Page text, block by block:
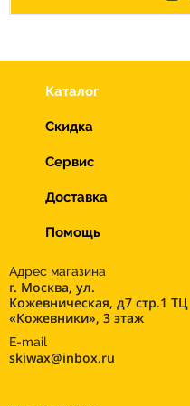
Каталог
Скидка
Сервис
Доставка
Помощь
Адрес магазина
г. Москва, ул.
Кожевническая, д7 стр.1 ТЦ
«Кожевники», 3 этаж
E-mail
skiwax@inbox.ru